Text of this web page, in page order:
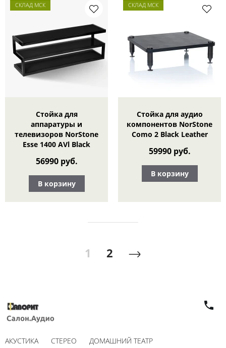
СКЛАД МСК
Стойка для
аппаратуры и
телевизоров NorStone
Esse 1400 AVl Black
56990 руб.
В корзину
СКЛАД МСК
Стойка для аудио
компонентов NorStone
Como 2 Black Leather
59990 руб.
В корзину
1 2
АКУСТИКА СТЕРЕО ДОМАШНИЙ ТЕАТР